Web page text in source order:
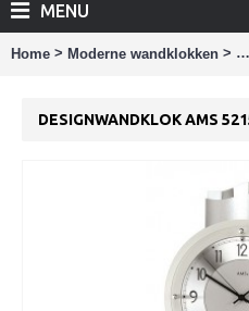
MENU
Home > Moderne wandklokken >
DESIGNWANDKLOK AMS